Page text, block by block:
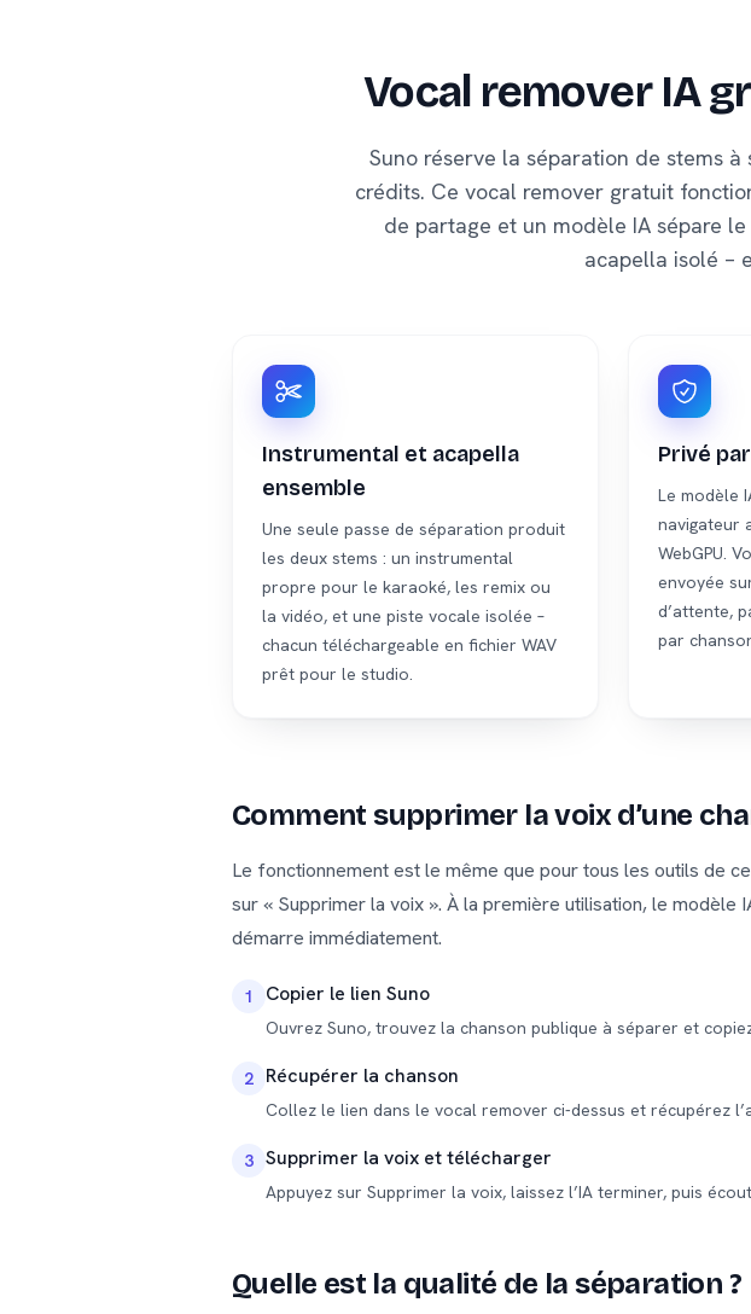
Vocal remover IA
Suno réserve la séparation de stems
crédits. Ce vocal remover gratuit
de partage et un modèle IA sépare
acapella isolé –
Instrumental et acapella
ensemble
Une seule passe de séparation produit
les deux stems : un instrumental
propre pour le karaoké, les remix ou
la vidéo, et une piste vocale isolée –
chacun téléchargeable en fichier WAV
prêt pour le studio.
Privé
Le modèle
navigateur
WebGPU.
envoyée
d’attente,
par
Comment supprimer la voix d’une
Le fonctionnement est le même que pour tous les outils de
sur « Supprimer la voix ». À la première utilisation, le
démarre immédiatement.
1 Copier le lien Suno
Ouvrez Suno, trouvez la chanson publique à séparer et
2 Récupérer la chanson
Collez le lien dans le vocal remover ci-dessus et récupérez
3 Supprimer la voix et télécharger
Appuyez sur Supprimer la voix, laissez l’IA terminer, puis
Quelle est la qualité de la séparation ?